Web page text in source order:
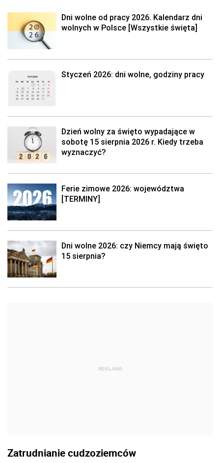
Dni wolne od pracy 2026. Kalendarz dni
wolnych w Polsce [Wszystkie święta]
Styczeń 2026: dni wolne, godziny pracy
Dzień wolny za święto wypadające w
sobotę 15 sierpnia 2026 r. Kiedy trzeba
wyznaczyć?
Ferie zimowe 2026: województwa
[TERMINY]
Dni wolne 2026: czy Niemcy mają święto
15 sierpnia?
REKLAMA
Zatrudnianie cudzoziemców